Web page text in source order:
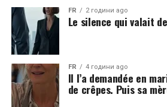
FR 2 години ago
Le silence qui valait
FR 4 години ago
Il l’a demandée en
de crêpes. Puis sa